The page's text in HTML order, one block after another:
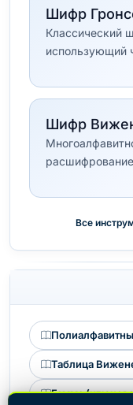
Шифр
Классический
использующий
Шифр
Все
Таблица
Гамма